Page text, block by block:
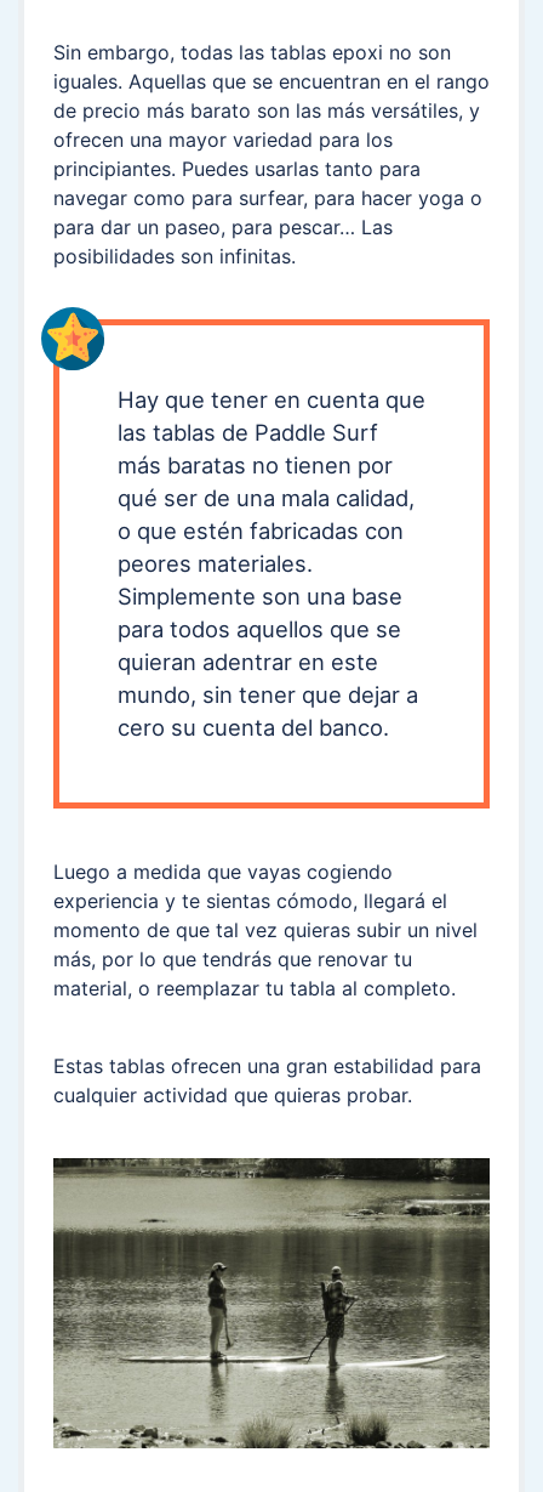
Sin embargo, todas las tablas epoxi no son
iguales. Aquellas que se encuentran en el rango
de precio más barato son las más versátiles, y
ofrecen una mayor variedad para los
principiantes. Puedes usarlas tanto para
navegar como para surfear, para hacer yoga o
para dar un paseo, para pescar… Las
posibilidades son infinitas.
Hay que tener en cuenta que
las tablas de Paddle Surf
más baratas no tienen por
qué ser de una mala calidad,
o que estén fabricadas con
peores materiales.
Simplemente son una base
para todos aquellos que se
quieran adentrar en este
mundo, sin tener que dejar a
cero su cuenta del banco.
Luego a medida que vayas cogiendo
experiencia y te sientas cómodo, llegará el
momento de que tal vez quieras subir un nivel
más, por lo que tendrás que renovar tu
material, o reemplazar tu tabla al completo.
Estas tablas ofrecen una gran estabilidad para
cualquier actividad que quieras probar.